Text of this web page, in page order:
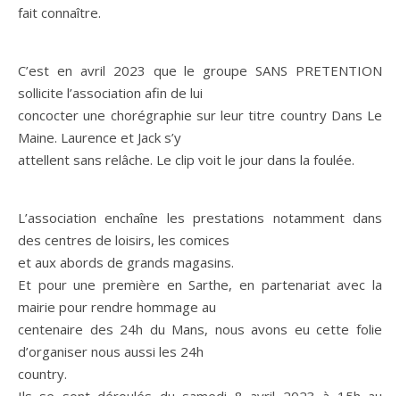
fait connaître.
C’est en avril 2023 que le groupe SANS PRETENTION
sollicite l’association afin de lui
concocter une chorégraphie sur leur titre country Dans Le
Maine. Laurence et Jack s’y
attellent sans relâche. Le clip voit le jour dans la foulée.
L’association enchaîne les prestations notamment dans
des centres de loisirs, les comices
et aux abords de grands magasins.
Et pour une première en Sarthe, en partenariat avec la
mairie pour rendre hommage au
centenaire des 24h du Mans, nous avons eu cette folie
d’organiser nous aussi les 24h
country.